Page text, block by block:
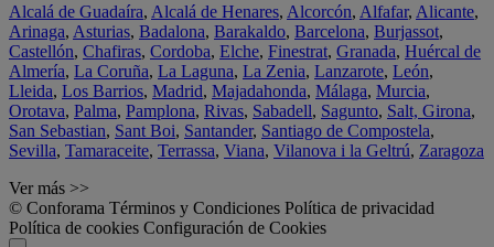
Alcalá de Guadaíra, Alcalá de Henares, Alcorcón, Alfafar, Alicante,
Arinaga, Asturias, Badalona, Barakaldo, Barcelona, Burjassot,
Castellón, Chafiras, Cordoba, Elche, Finestrat, Granada, Huércal de
Almería, La Coruña, La Laguna, La Zenia, Lanzarote, León,
Lleida, Los Barrios, Madrid, Majadahonda, Málaga, Murcia,
Orotava, Palma, Pamplona, Rivas, Sabadell, Sagunto, Salt, Girona,
San Sebastian, Sant Boi, Santander, Santiago de Compostela,
Sevilla, Tamaraceite, Terrassa, Viana, Vilanova i la Geltrú, Zaragoza
Ver más >>
© Conforama Términos y Condiciones Política de privacidad
Política de cookies Configuración de Cookies